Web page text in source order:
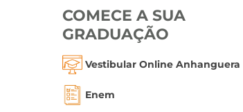
COMECE A SUA
GRADUAÇÃO
Vestibular Online Anhanguera
Enem